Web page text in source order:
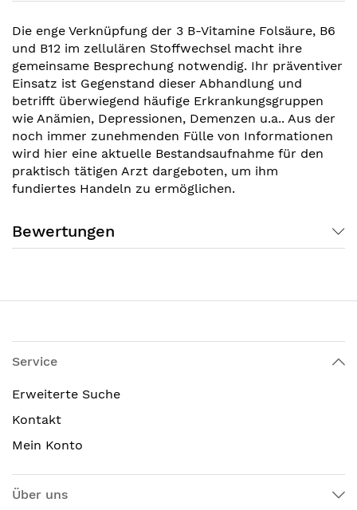
Die enge Verknüpfung der 3 B-Vitamine Folsäure, B6
und B12 im zellulären Stoffwechsel macht ihre
gemeinsame Besprechung notwendig. Ihr präventiver
Einsatz ist Gegenstand dieser Abhandlung und
betrifft überwiegend häufige Erkrankungsgruppen
wie Anämien, Depressionen, Demenzen u.a.. Aus der
noch immer zunehmenden Fülle von Informationen
wird hier eine aktuelle Bestandsaufnahme für den
praktisch tätigen Arzt dargeboten, um ihm
fundiertes Handeln zu ermöglichen.
Bewertungen
Service
Erweiterte Suche
Kontakt
Mein Konto
Über uns